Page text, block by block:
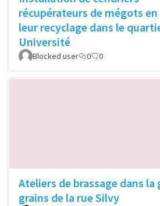
récupérateurs de mégots en
leur recyclage dans le
Université
Blocked user 0 0
Ateliers de brassage dans la
grains de la rue Silvy